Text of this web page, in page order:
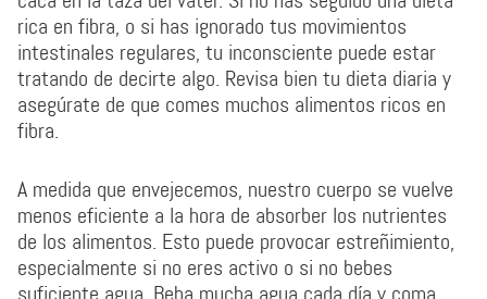
rica en fibra, o si has ignorado tus movimientos
intestinales regulares, tu inconsciente puede estar
tratando de decirte algo. Revisa bien tu dieta diaria y
asegúrate de que comes muchos alimentos ricos en
fibra.
A medida que envejecemos, nuestro cuerpo se vuelve
menos eficiente a la hora de absorber los nutrientes
de los alimentos. Esto puede provocar estreñimiento,
especialmente si no eres activo o si no bebes